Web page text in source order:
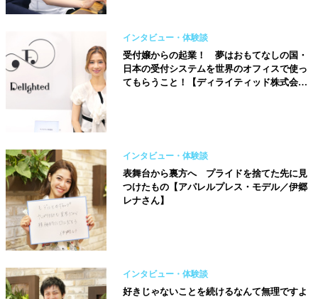
インタビュー・体験談
受付嬢からの起業！ 夢はおもてなしの国・
日本の受付システムを世界のオフィスで使っ
てもらうこと！【ディライティッド株式会社
インタビュー・体験談
表舞台から裏方へ プライドを捨てた先に見
つけたもの【アパレルプレス・モデル／伊郷
レナさん】
インタビュー・体験談
好きじゃないことを続けるなんて無理ですよ